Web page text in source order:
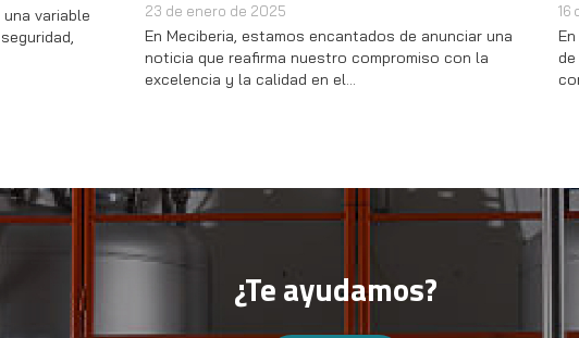
23 de enero de 2025
En Meciberia, estamos encantados de anunciar una
noticia que reafirma nuestro compromiso con la
excelencia y la calidad en el…
16 de octubre
En la industria
de productos
conservación
¿Te ayudamos?